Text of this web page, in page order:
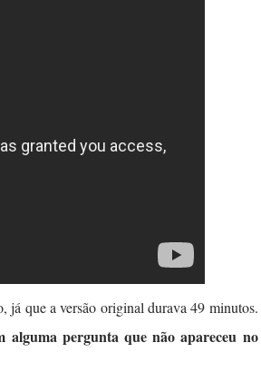
já que a versão original durava 49 minutos.
alguma pergunta que não apareceu no